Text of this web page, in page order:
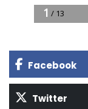
Facebook
Twitter